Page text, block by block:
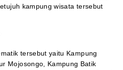
kampung wisata tersebut
tersebut yaitu Kampung
Mojosongo, Kampung Batik